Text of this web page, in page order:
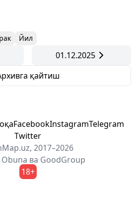
Йил
01.12.2025
қайтиш
FacebookInstagramTelegram
Twitter
2017–2026
Obuna ва GoodGroup
18+